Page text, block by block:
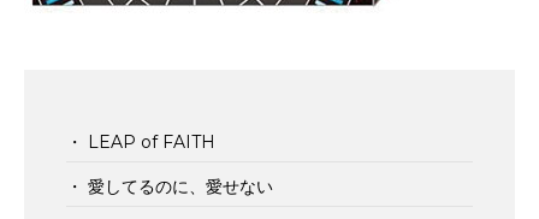
・ LEAP of FAITH
・ 愛してるのに、愛せない